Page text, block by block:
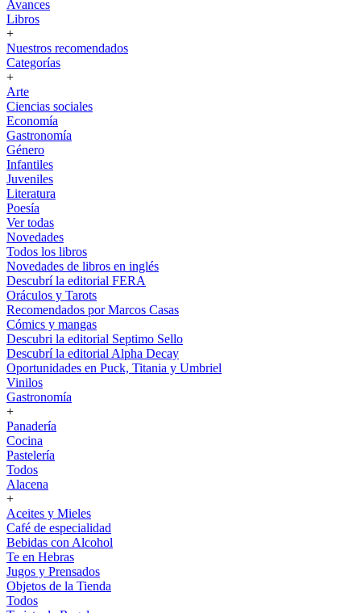
Avances
Libros
+
Nuestros recomendados
Categorías
+
Arte
Ciencias sociales
Economía
Gastronomía
Género
Infantiles
Juveniles
Literatura
Poesía
Ver todas
Novedades
Todos los libros
Novedades de libros en inglés
Descubrí la editorial FERA
Oráculos y Tarots
Recomendados por Marcos Casas
Cómics y mangas
Descubri la editorial Septimo Sello
Descubrí la editorial Alpha Decay
Oportunidades en Puck, Titania y Umbriel
Vinilos
Gastronomía
+
Panadería
Cocina
Pastelería
Todos
Alacena
+
Aceites y Mieles
Café de especialidad
Bebidas con Alcohol
Te en Hebras
Jugos y Prensados
Objetos de la Tienda
Todos